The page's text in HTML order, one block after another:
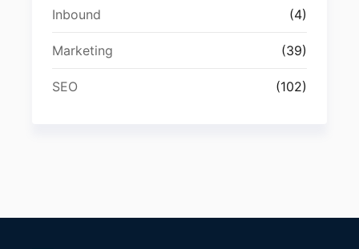
Inbound (4)
Marketing (39)
SEO (102)